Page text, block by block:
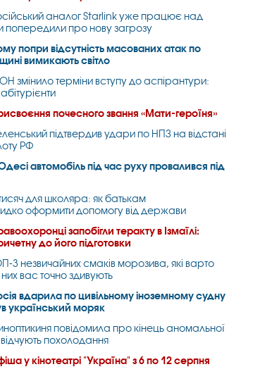
аналог Starlink уже працює над
попередили про нову загрозу
попри відсутність масованих атак по
вимикають світло
змінило терміни вступу до аспірантури:
почесного звання «Мати-героїня»
підтвердив удари по НПЗ на відстані
РФ
автомобіль під час руху провалився під
для школяра: як батькам
оформити допомогу від держави
запобігли теракту в Ізмаїлі:
до його підготовки
3 незвичайних смаків морозива, які варто
вас точно здивують
вдарила по цивільному іноземному судну
український моряк
повідомила про кінець аномальної
похолодання
у кінотеатрі "Україна" з 6 по 12 серпня